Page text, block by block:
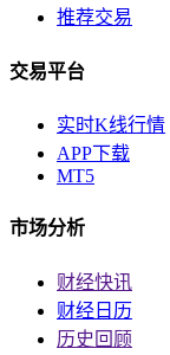
推荐交易
交易平台
实时K线行情
APP下载
MT5
市场分析
财经快讯
财经日历
历史回顾